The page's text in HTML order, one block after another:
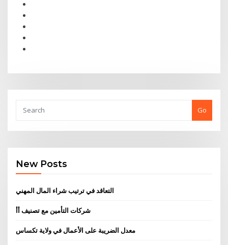
Go
New Posts
التعاقد في ترتيب شراء المال المهني
شركات التأمين مع تصنيف أأ
معدل الضريبة على الأعمال في ولاية تكساس